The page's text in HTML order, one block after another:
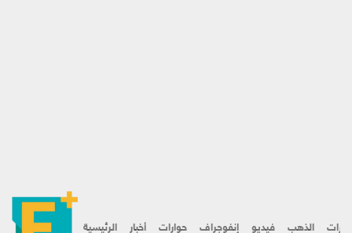
الرئيسية أخبار حوارات إنفوجراف فيديو الذهب